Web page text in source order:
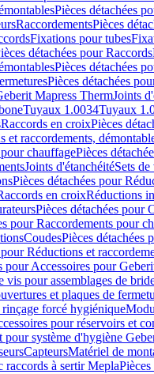
Pièces détachées
RaccordementsPièces
Fixations pour tubes
détachées pour Raccords
Pièces détachées
Pièces détachées
Mapress ThermJoints
Tuyaux 1.0034Tuyaux
Raccords en croixPièces
et raccordements,
chauffagePièces
Joints d'étanchéitéSets
Pièces détachées pour
en croixRéductions
Pièces détachées pour
pour Raccordements pour
CoudesPièces détachées
Réductions et
pour Accessoires pour
vis pour assemblages de
et plaques de
rinçage forcé hygiénique
pour réservoirs et
pour système d'hygiène
CapteursMatériel de
raccords à sertir Mepla